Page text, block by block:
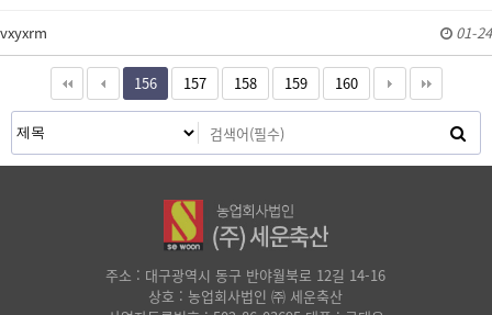
vxyxrm 01-24
156 157 158 159 160
주소 : 대구광역시 동구 반야월북로 12길 14-16
상호 : 농업회사법인 ㈜ 세운축산